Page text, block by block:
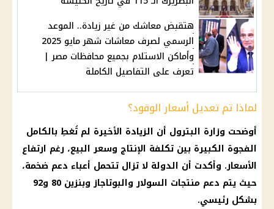
هتقبض معاشك من غير زيادة.. الموعد
الرسمي لصرف معاشات شهر مايو 2025
وأماكن الاستلام بجميع محافظات مصر |
تعرف على التفاصيل الكاملة
لماذا تم تعديل أسعار الوقود؟
أوضحت وزارة البترول أن الزيادة الأخيرة لم تُغطِ بالكامل
الفجوة الكبيرة بين تكلفة الإنتاج وسعر البيع، رغم ارتفاع
الأسعار. وأكدت أن الدولة لا تزال تتحمل أعباء دعم ضخمة،
حيث يتم دعم منتجات السولار والبوتاجاز وبنزين 80 و92
بشكل رئيسي.